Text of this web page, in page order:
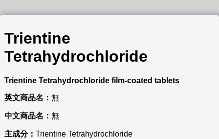
Trientine
Tetrahydrochloride
Trientine Tetrahydrochloride film-coated tablets
英文商品名： 無
中文商品名： 無
主成分： Trientine Tetrahydrochloride